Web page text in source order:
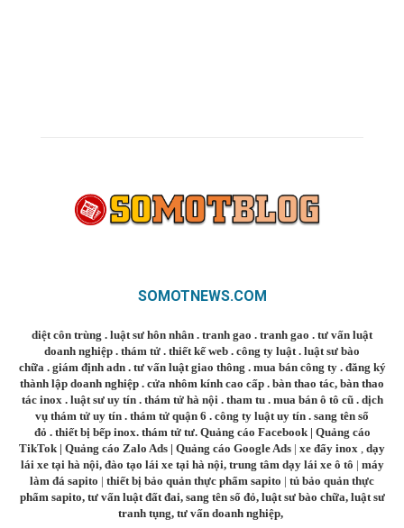
SOMOTNEWS.COM
diệt côn trùng . luật sư hôn nhân . tranh gao . tranh gao . tư vấn luật
doanh nghiệp . thám tử . thiết kế web . công ty luật. luật sư bào
chữa. giám định adn. tư vấn luật giao thông . mua bán công ty. đăng ký
thành lập doanh nghiệp . cửa nhôm kính cao cấp . bàn thao tác, bàn thao
tác inox. luật sư uy tín. thám tử hà nội. tham tu. mua bán ô tô cũ. dịch
vụ thám tử uy tín . thám tử quận 6 . công ty luật uy tín . sang tên sổ
đỏ . thiết bị bếp inox. thám tử tư. Quảng cáo Facebook| Quảng cáo
TikTok | Quảng cáo Zalo Ads | Quảng cáo Google Ads | xe đẩy inox , dạy
lái xe tại hà nội, đào tạo lái xe tại hà nội, trung tâm dạy lái xe ô tô | máy
làm đá sapito | thiết bị bảo quản thực phẩm sapito | tủ bảo quản thực
phẩm sapito, tư vấn luật đất đai, sang tên sổ đỏ, luật sư bào chữa, luật sư
tranh tụng, tư vấn doanh nghiệp,